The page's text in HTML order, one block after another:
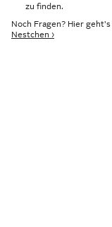
zu finden.
Noch Fragen? Hier geht's
Nestchen ›